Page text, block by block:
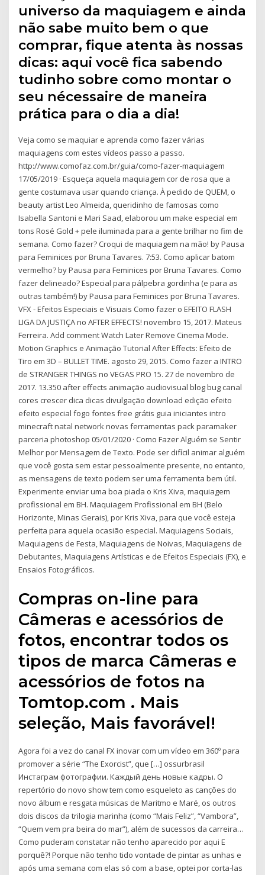
universo da maquiagem e ainda
não sabe muito bem o que
comprar, fique atenta às nossas
dicas: aqui você fica sabendo
tudinho sobre como montar o
seu nécessaire de maneira
prática para o dia a dia!
Veja como se maquiar e aprenda como fazer várias
maquiagens com estes vídeos passo a passo.
http://www.comofaz.com.br/guia/como-fazer-maquiagem
17/05/2019 · Esqueça aquela maquiagem cor de rosa que a
gente costumava usar quando criança. À pedido de QUEM, o
beauty artist Leo Almeida, queridinho de famosas como
Isabella Santoni e Mari Saad, elaborou um make especial em
tons Rosé Gold + pele iluminada para a gente brilhar no fim de
semana. Como fazer? Croqui de maquiagem na mão! by Pausa
para Feminices por Bruna Tavares. 7:53. Como aplicar batom
vermelho? by Pausa para Feminices por Bruna Tavares. Como
fazer delineado? Especial para pálpebra gordinha (e para as
outras também!) by Pausa para Feminices por Bruna Tavares.
VFX - Efeitos Especiais e Visuais Como fazer o EFEITO FLASH
LIGA DA JUSTIÇA no AFTER EFFECTS! novembro 15, 2017. Mateus
Ferreira. Add comment Watch Later Remove Cinema Mode.
Motion Graphics e Animação Tutorial After Effects: Efeito de
Tiro em 3D – BULLET TIME. agosto 29, 2015. Como fazer a INTRO
de STRANGER THINGS no VEGAS PRO 15. 27 de novembro de
2017. 13.350 after effects animação audiovisual blog bug canal
cores crescer dica dicas divulgação download edição efeito
efeito especial fogo fontes free grátis guia iniciantes intro
minecraft natal network novas ferramentas pack paramaker
parceria photoshop 05/01/2020 · Como Fazer Alguém se Sentir
Melhor por Mensagem de Texto. Pode ser difícil animar alguém
que você gosta sem estar pessoalmente presente, no entanto,
as mensagens de texto podem ser uma ferramenta bem útil.
Experimente enviar uma boa piada o Kris Xiva, maquiagem
profissional em BH. Maquiagem Profissional em BH (Belo
Horizonte, Minas Gerais), por Kris Xiva, para que você esteja
perfeita para aquela ocasião especial. Maquiagens Sociais,
Maquiagens de Festa, Maquiagens de Noivas, Maquiagens de
Debutantes, Maquiagens Artísticas e de Efeitos Especiais (FX), e
Ensaios Fotográficos.
Compras on-line para
Câmeras e acessórios de
fotos, encontrar todos os
tipos de marca Câmeras e
acessórios de fotos na
Tomtop.com . Mais
seleção, Mais favorável!
Agora foi a vez do canal FX inovar com um vídeo em 360º para
promover a série “The Exorcist”, que […] ossurbrasil
Инстаграм фотографии. Каждый день новые кадры. O
repertório do novo show tem como esqueleto as canções do
novo álbum e resgata músicas de Maritmo e Maré, os outros
dois discos da trilogia marinha (como “Mais Feliz”, “Vambora”,
“Quem vem pra beira do mar”), além de sucessos da carreira…
Como puderam constatar não tenho aparecido por aqui E
porquê?! Porque não tenho tido vontade de pintar as unhas e
após uma semana com elas só com a base, optei por corta-las